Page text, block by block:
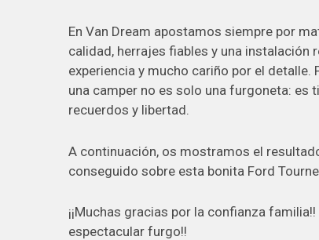
En Van Dream apostamos siempre por
calidad, herrajes fiables y una instalación
experiencia y mucho cariño por el detalle.
una camper no es solo una furgoneta: es
recuerdos y libertad.
A continuación, os mostramos el
conseguido sobre esta bonita Ford
¡¡Muchas gracias por la confianza
espectacular furgo!!